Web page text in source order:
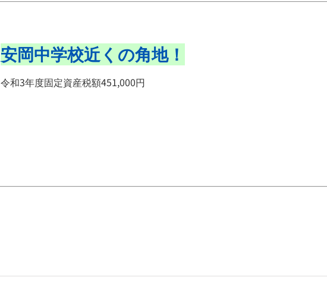
安岡中学校近くの角地！
令和3年度固定資産税額451,000円